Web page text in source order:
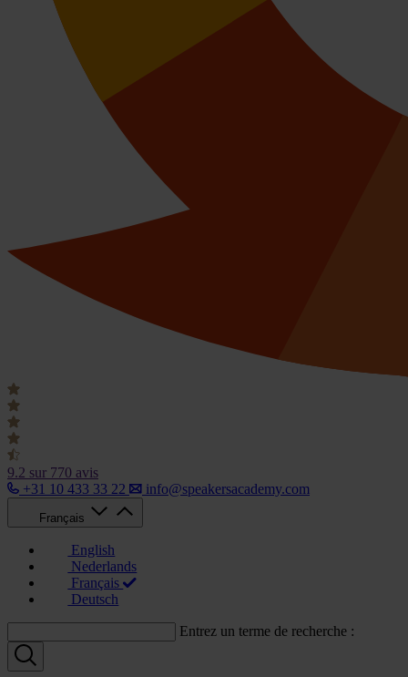
9.2 sur 770 avis
+31 10 433 33 22
info@speakersacademy.com
Français
English
Nederlands
Français
Deutsch
Entrez un terme de recherche :